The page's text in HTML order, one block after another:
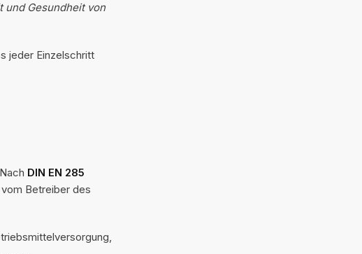
Gesundheit von
jeder Einzelschritt
DIN EN 285
Betreiber des